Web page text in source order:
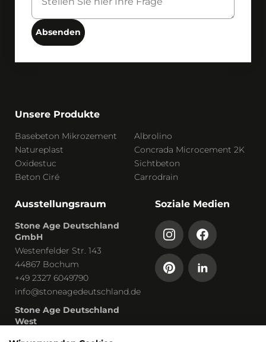
Absenden
Unsere Produkte
Basebeton Mikrozement
Albrolino
Natureplast
Concrada Microcement 2K
Oxidestuc
Sichtbeton
Beton Ciré
Carrodrain
Ausstellungsraum
Stone Age Deutschland
GmbH
Westenfelder Str. 143
44867 Bochum
+49 2327 6049790
info@stoneagedeutschland.de
Stone Age Deutschland
West
Soziale Medien